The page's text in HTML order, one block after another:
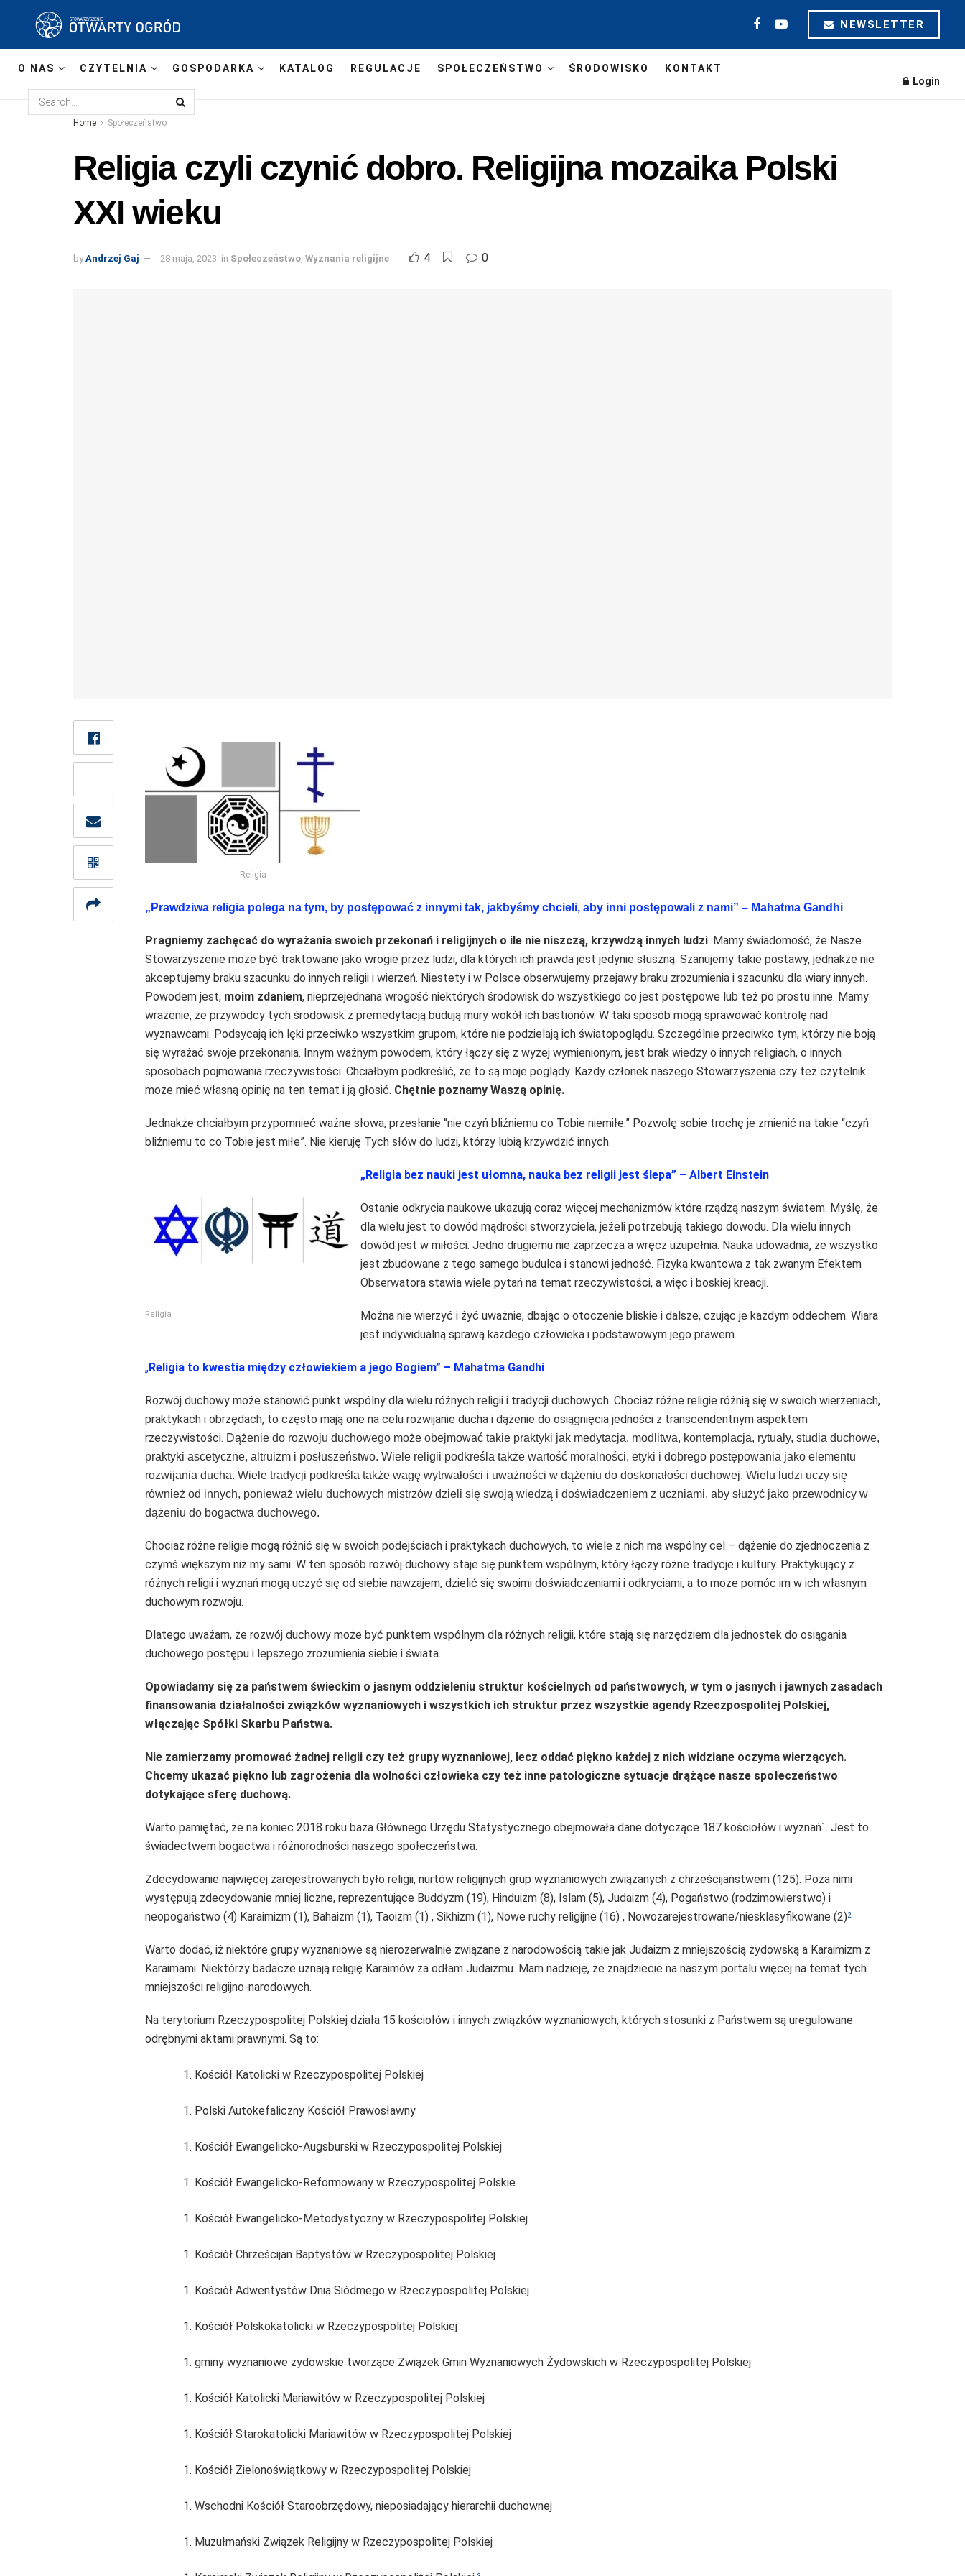
NEWSLETTER
O NAS CZYTELNIA GOSPODARKA KATALOG REGULACJE SPOŁECZEŃSTWO ŚRODOWISKO
KONTAKT
Login
Home Społeczeństwo
Religia czyli czynić dobro. Religijna mozaika Polski
XXI wieku
by Andrzej Gaj 28 maja, 2023 in Społeczeństwo, Wyznania religijne 4 0
Religia
„Prawdziwa religia polega na tym, by postępować z innymi tak, jakbyśmy chcieli, aby inni postępowali z nami” – Mahatma Gandhi
Pragniemy zachęcać do wyrażania swoich przekonań i religijnych o ile nie niszczą, krzywdzą innych ludzi. Mamy świadomość, że Nasze
Stowarzyszenie może być traktowane jako wrogie przez ludzi, dla których ich prawda jest jedynie słuszną. Szanujemy takie postawy, jednakże nie
akceptujemy braku szacunku do innych religii i wierzeń. Niestety i w Polsce obserwujemy przejawy braku zrozumienia i szacunku dla wiary innych.
Powodem jest, moim zdaniem, nieprzejednana wrogość niektórych środowisk do wszystkiego co jest postępowe lub też po prostu inne. Mamy
wrażenie, że przywódcy tych środowisk z premedytacją budują mury wokół ich bastionów. W taki sposób mogą sprawować kontrolę nad
wyznawcami. Podsycają ich lęki przeciwko wszystkim grupom, które nie podzielają ich światopoglądu. Szczególnie przeciwko tym, którzy nie boją
się wyrażać swoje przekonania. Innym ważnym powodem, który łączy się z wyżej wymienionym, jest brak wiedzy o innych religiach, o innych
sposobach pojmowania rzeczywistości. Chciałbym podkreślić, że to są moje poglądy. Każdy członek naszego Stowarzyszenia czy też czytelnik
może mieć własną opinię na ten temat i ją głosić. Chętnie poznamy Waszą opinię.
Jednakże chciałbym przypomnieć ważne słowa, przesłanie “nie czyń bliźniemu co Tobie niemiłe.” Pozwolę sobie trochę je zmienić na takie “czyń
bliźniemu to co Tobie jest miłe”. Nie kieruję Tych słów do ludzi, którzy lubią krzywdzić innych.
Religia
„Religia bez nauki jest ułomna, nauka bez religii jest ślepa” – Albert Einstein
Ostanie odkrycia naukowe ukazują coraz więcej mechanizmów które rządzą naszym światem. Myślę, że
dla wielu jest to dowód mądrości stworzyciela, jeżeli potrzebują takiego dowodu. Dla wielu innych
dowód jest w miłości. Jedno drugiemu nie zaprzecza a wręcz uzupełnia. Nauka udowadnia, że wszystko
jest zbudowane z tego samego budulca i stanowi jedność. Fizyka kwantowa z tak zwanym Efektem
Obserwatora stawia wiele pytań na temat rzeczywistości, a więc i boskiej kreacji.
Można nie wierzyć i żyć uważnie, dbając o otoczenie bliskie i dalsze, czując je każdym oddechem. Wiara
jest indywidualną sprawą każdego człowieka i podstawowym jego prawem.
„Religia to kwestia między człowiekiem a jego Bogiem” – Mahatma Gandhi
Rozwój duchowy może stanowić punkt wspólny dla wielu różnych religii i tradycji duchowych. Chociaż różne religie różnią się w swoich wierzeniach,
praktykach i obrzędach, to często mają one na celu rozwijanie ducha i dążenie do osiągnięcia jedności z transcendentnym aspektem
rzeczywistości. Dążenie do rozwoju duchowego może obejmować takie praktyki jak medytacja, modlitwa, kontemplacja, rytuały, studia duchowe,
praktyki ascetyczne, altruizm i posłuszeństwo. Wiele religii podkreśla także wartość moralności, etyki i dobrego postępowania jako elementu
rozwijania ducha. Wiele tradycji podkreśla także wagę wytrwałości i uważności w dążeniu do doskonałości duchowej. Wielu ludzi uczy się
również od innych, ponieważ wielu duchowych mistrzów dzieli się swoją wiedzą i doświadczeniem z uczniami, aby służyć jako przewodnicy w
dążeniu do bogactwa duchowego.
Chociaż różne religie mogą różnić się w swoich podejściach i praktykach duchowych, to wiele z nich ma wspólny cel – dążenie do zjednoczenia z
czymś większym niż my sami. W ten sposób rozwój duchowy staje się punktem wspólnym, który łączy różne tradycje i kultury. Praktykujący z
różnych religii i wyznań mogą uczyć się od siebie nawzajem, dzielić się swoimi doświadczeniami i odkryciami, a to może pomóc im w ich własnym
duchowym rozwoju.
Dlatego uważam, że rozwój duchowy może być punktem wspólnym dla różnych religii, które stają się narzędziem dla jednostek do osiągania
duchowego postępu i lepszego zrozumienia siebie i świata.
Opowiadamy się za państwem świeckim o jasnym oddzieleniu struktur kościelnych od państwowych, w tym o jasnych i jawnych zasadach
finansowania działalności związków wyznaniowych i wszystkich ich struktur przez wszystkie agendy Rzeczpospolitej Polskiej,
włączając Spółki Skarbu Państwa.
Nie zamierzamy promować żadnej religii czy też grupy wyznaniowej, lecz oddać piękno każdej z nich widziane oczyma wierzących.
Chcemy ukazać piękno lub zagrożenia dla wolności człowieka czy też inne patologiczne sytuacje drążące nasze społeczeństwo
dotykające sferę duchową.
Warto pamiętać, że na koniec 2018 roku baza Głównego Urzędu Statystycznego obejmowała dane dotyczące 187 kościołów i wyznań1 . Jest to
świadectwem bogactwa i różnorodności naszego społeczeństwa.
Zdecydowanie najwięcej zarejestrowanych było religii, nurtów religijnych grup wyznaniowych związanych z chrześcijaństwem (125). Poza nimi
występują zdecydowanie mniej liczne, reprezentujące Buddyzm (19), Hinduizm (8), Islam (5), Judaizm (4), Pogaństwo (rodzimowierstwo) i
neopogaństwo (4) Karaimizm (1), Bahaizm (1), Taoizm (1) , Sikhizm (1), Nowe ruchy religijne (16) , Nowozarejestrowane/niesklasyfikowane (2)2
Warto dodać, iż niektóre grupy wyznaniowe są nierozerwalnie związane z narodowością takie jak Judaizm z mniejszością żydowską a Karaimizm z
Karaimami. Niektórzy badacze uznają religię Karaimów za odłam Judaizmu. Mam nadzieję, że znajdziecie na naszym portalu więcej na temat tych
mniejszości religijno-narodowych.
Na terytorium Rzeczypospolitej Polskiej działa 15 kościołów i innych związków wyznaniowych, których stosunki z Państwem są uregulowane
odrębnymi aktami prawnymi. Są to:
Kościół Katolicki w Rzeczypospolitej Polskiej
Polski Autokefaliczny Kościół Prawosławny
Kościół Ewangelicko-Augsburski w Rzeczypospolitej Polskiej
Kościół Ewangelicko-Reformowany w Rzeczypospolitej Polskie
Kościół Ewangelicko-Metodystyczny w Rzeczypospolitej Polskiej
Kościół Chrześcijan Baptystów w Rzeczypospolitej Polskiej
Kościół Adwentystów Dnia Siódmego w Rzeczypospolitej Polskiej
Kościół Polskokatolicki w Rzeczypospolitej Polskiej
gminy wyznaniowe żydowskie tworzące Związek Gmin Wyznaniowych Żydowskich w Rzeczypospolitej Polskiej
Kościół Katolicki Mariawitów w Rzeczypospolitej Polskiej
Kościół Starokatolicki Mariawitów w Rzeczypospolitej Polskiej
Kościół Zielonoświątkowy w Rzeczypospolitej Polskiej
Wschodni Kościół Staroobrzędowy, nieposiadający hierarchii duchownej
Muzułmański Związek Religijny w Rzeczypospolitej Polskiej